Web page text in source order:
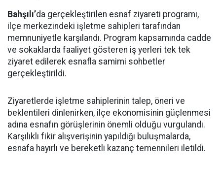
Bahşılı’da gerçekleştirilen esnaf ziyareti programı,
ilçe merkezindeki işletme sahipleri tarafından
memnuniyetle karşılandı. Program kapsamında cadde
ve sokaklarda faaliyet gösteren iş yerleri tek tek
ziyaret edilerek esnafla samimi sohbetler
gerçekleştirildi.
Ziyaretlerde işletme sahiplerinin talep, öneri ve
beklentileri dinlenirken, ilçe ekonomisinin güçlenmesi
adına esnafın görüşlerinin önemli olduğu vurgulandı.
Karşılıklı fikir alışverişinin yapıldığı buluşmalarda,
esnafa hayırlı ve bereketli kazanç temennileri iletildi.